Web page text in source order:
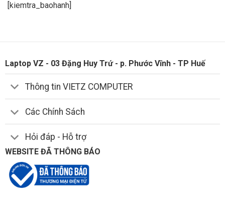
[kiemtra_baohanh]
Laptop VZ - 03 Đặng Huy Trứ - p. Phước Vĩnh - TP Huế
Thông tin VIETZ COMPUTER
Các Chính Sách
Hỏi đáp - Hỗ trợ
WEBSITE ĐÃ THÔNG BÁO